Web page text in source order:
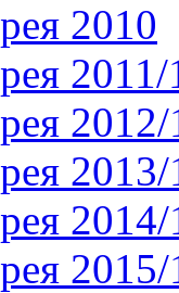
2010
2011/